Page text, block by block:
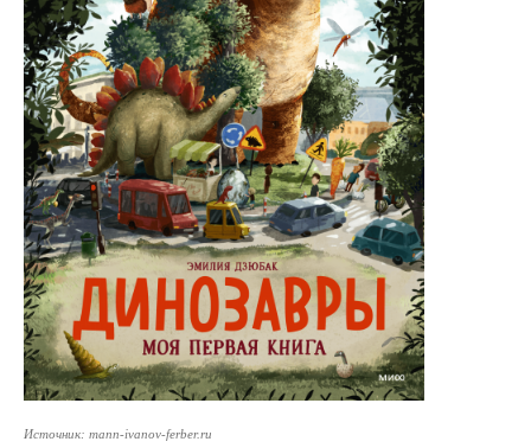
Источник: mann-ivanov-ferber.ru